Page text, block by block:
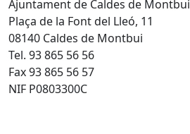
Ajuntament de Caldes de Montbui
Plaça de la Font del Lleó, 11
08140 Caldes de Montbui
Tel. 93 865 56 56
Fax 93 865 56 57
NIF P0803300C